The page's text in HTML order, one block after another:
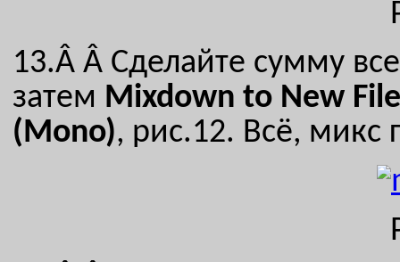
13.Â Â Сделайте сумму
затем Mixdown to New File
(Mono), рис.12. Всё, микс